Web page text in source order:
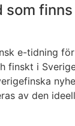
som
e-tidning
finskt i
av den